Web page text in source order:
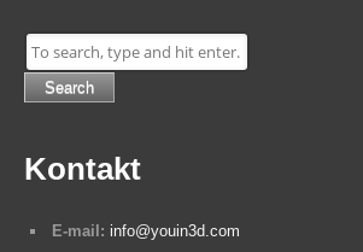
Search
Kontakt
E-mail: info@youin3d.com